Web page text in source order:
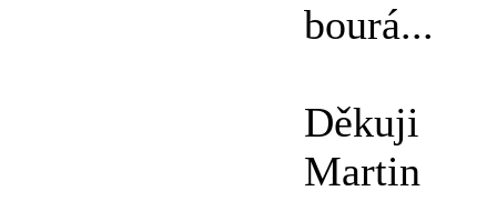
bourá...
Děkuji
Martin